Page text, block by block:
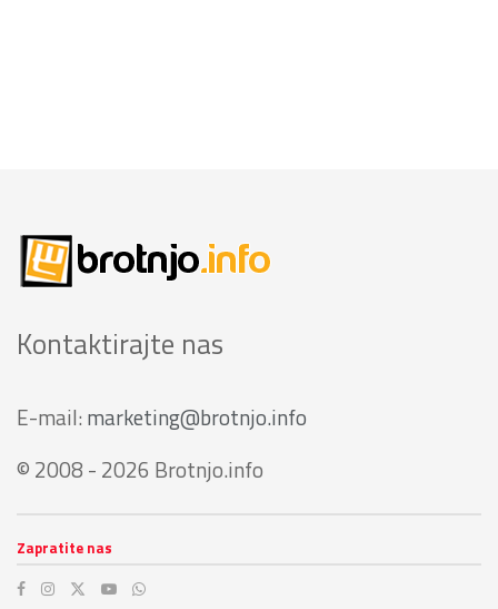
Kontaktirajte nas
E-mail: marketing@brotnjo.info
© 2008 - 2026 Brotnjo.info
Zapratite nas